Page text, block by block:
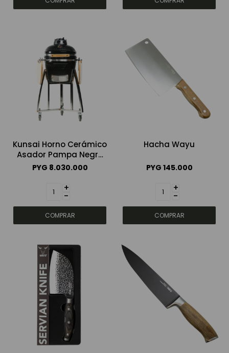
Kunsai Horno Cerámico
Asador Pampa Negro
16´
PYG 8.030.000
+
-
Hacha Wayu
PYG 145.000
+
-